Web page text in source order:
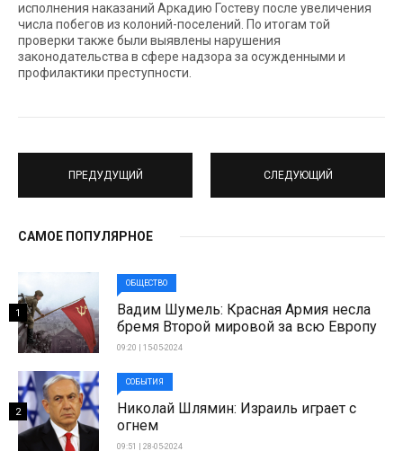
исполнения наказаний Аркадию Гостеву после увеличения
числа побегов из колоний-поселений. По итогам той
проверки также были выявлены нарушения
законодательства в сфере надзора за осужденными и
профилактики преступности.
ПРЕДУДУЩИЙ СЛЕДУЮЩИЙ
САМОЕ ПОПУЛЯРНОЕ
ОБЩЕСТВО
Вадим Шумель: Красная Армия несла
бремя Второй мировой за всю Европу
09:20 | 15-05-2024
1
СОБЫТИЯ
Николай Шлямин: Израиль играет с
огнем
09:51 | 28-05-2024
2